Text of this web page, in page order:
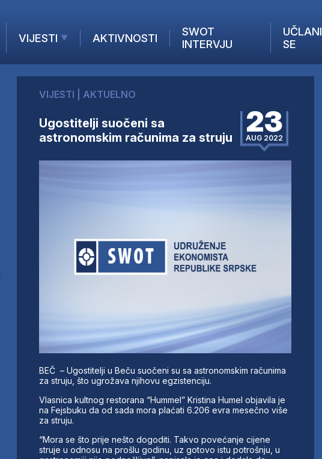
VIJESTI
AKTUELNO
KOMPANIJE
FINANSIJE
IZ STRANIH MEDIJA
AKTIVNOSTI
SWOT
INTERVJU
UČLANI
SE
VIJESTI AKTUELNO
Ugostitelji suočeni sa
astronomskim računima za struju
23
AUG 2022
BEČ – Ugostitelji u Beču suočeni su sa astronomskim računima
za struju, što ugrožava njihovu egzistenciju.
Vlasnica kultnog restorana “Hummel” Kristina Humel objavila je
na Fejsbuku da od sada mora plaćati 6.206 evra mesečno više
za struju.
“Mora se što prije nešto dogoditi. Takvo povećanje cijene
struje u odnosu na prošlu godinu, uz gotovo istu potrošnju, u